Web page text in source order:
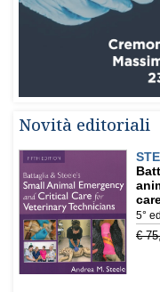
Novità editoriali